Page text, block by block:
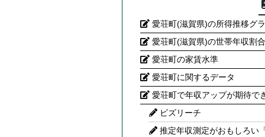
愛荘町(滋賀県)の所得推移グ
愛荘町(滋賀県)の世帯年収割合
愛荘町の家賃水準
愛荘町に関するデータ
愛荘町で年収アップが期待で
ビズリーチ
推定年収測定がおもしろい